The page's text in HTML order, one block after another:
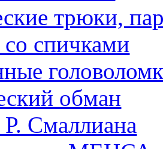
трюки,
со спичками
обман
Р. Смаллиана